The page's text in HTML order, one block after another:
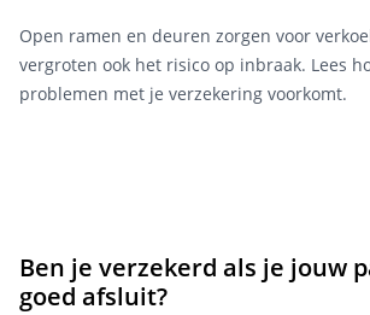
Open ramen en deuren zorgen voor
vergroten ook het risico op inbraak. Lees
problemen met je verzekering voorkomt.
Ben je verzekerd als je jouw
goed afsluit?